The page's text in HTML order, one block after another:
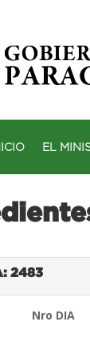
EL
2483
Nro DIA